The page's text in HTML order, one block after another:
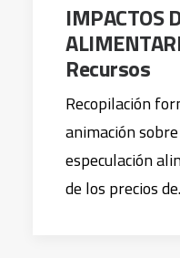
IMPACTOS
Recursos
Recopilación
animación
especulación
de los precios